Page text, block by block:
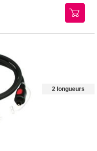
2 longueurs